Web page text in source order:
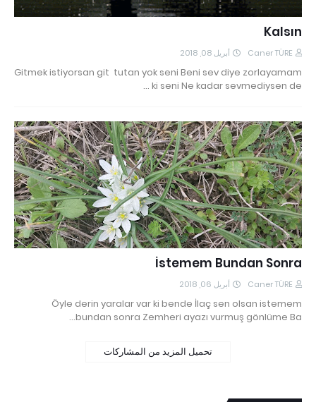
Kalsın
Caner TÜRE أبريل 08, 2018
Gitmek istiyorsan git tutan yok seni Beni sev diye zorlayamam
ki seni Ne kadar sevmediysen de …
İstemem Bundan Sonra
Caner TÜRE أبريل 06, 2018
Öyle derin yaralar var ki bende İlaç sen olsan istemem
bundan sonra Zemheri ayazı vurmuş gönlüme Ba…
تحميل المزيد من المشاركات